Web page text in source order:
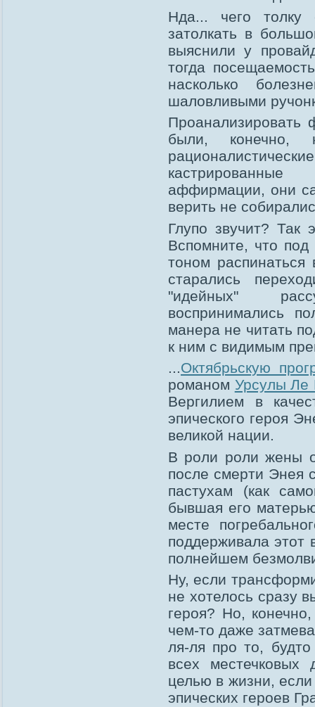
Нда... чего толку
затолкать в
выяснили у
тогда
насколько
шаловливыми
Проанализировать
были,
аффирмации, они
верить не
Глупо звучит? Так
Вспомните, что
тоном распинаться
старались
"идейных"
воспринимались
манера не читать
к ним с видимым
...Октябрьскую
романом Урсулы Ле
Вергилием в
эпического героя
великой нации.
В роли роли жены
после смерти Энея
пастухам (как
бывшая его
месте
поддерживала этот
полнейшем
Ну, если
не хотелось сразу
героя? Но,
чем-то даже
ля-ля про то,
всех местечковых
целью в жизни,
эпических героев